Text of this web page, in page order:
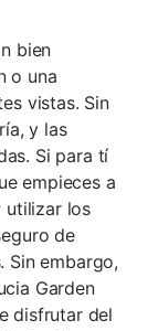
bien
o una
vistas. Sin
y las
Si para tí
empieces a
utilizar los
de
Sin embargo,
Garden
disfrutar del